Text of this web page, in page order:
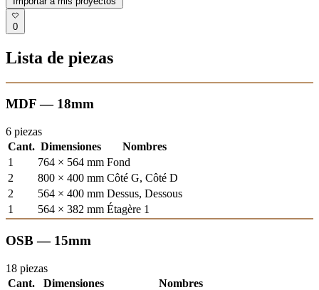
0
Lista de piezas
MDF — 18mm
6 piezas
Cant. Dimensiones
Nombres
1
764 × 564 mm Fond
2
800 × 400 mm Côté G, Côté D
2
564 × 400 mm Dessus, Dessous
1
564 × 382 mm Étagère 1
OSB — 15mm
18 piezas
Cant.
Dimensiones
Nombres